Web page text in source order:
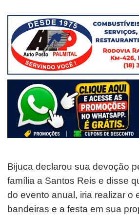
Bijuca declarou sua devoção
família a Santos Reis e disse
do evento anual, iria realizar o
bandeiras e a festa em sua